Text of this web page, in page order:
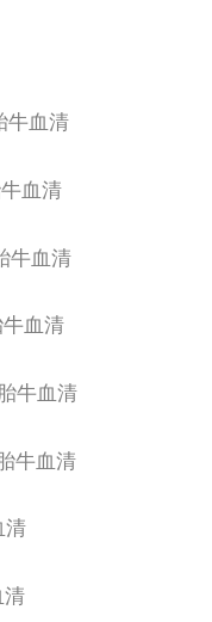
牛血清
血清
牛血清
血清
胎牛血清
胎牛血清
清
清